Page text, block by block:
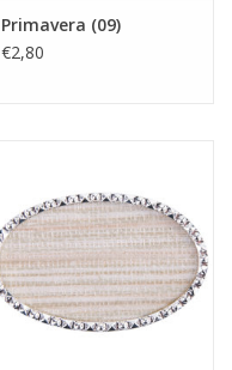
Primavera (09)
€2,80